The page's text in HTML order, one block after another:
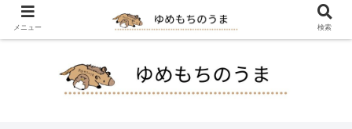
メニュー 検索